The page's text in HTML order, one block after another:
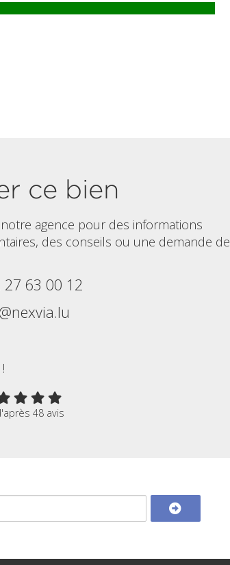
ce bien
agence pour des informations
des conseils ou une demande de
27 63 00 12
48 avis